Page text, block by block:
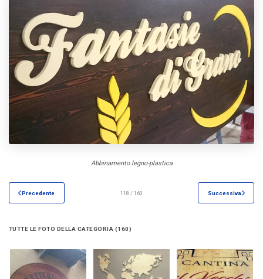
Abbinamento legno-plastica
Precedente 118 / 160 Successiva
TUTTE LE FOTO DELLA CATEGORIA (160)